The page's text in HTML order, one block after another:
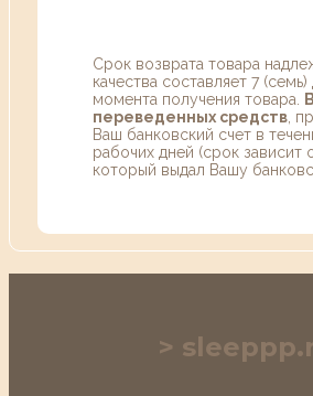
Срок возврата товара
качества составляет 7
момента получения товара.
переведенных средств ,
Ваш банковский счет в
рабочих дней (срок зависит
который выдал Вашу